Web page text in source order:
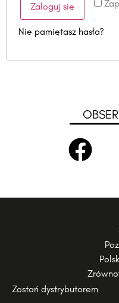
Zaloguj się
Nie pamiętasz hasła?
Zostań dystrybutorem